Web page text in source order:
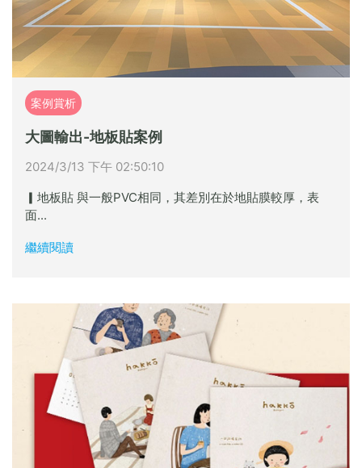
案例賞析
大圖輸出-地板貼案例
2024/3/13 下午 02:50:10
▎地板貼 與一般PVC相同，其差別在於地貼膜較厚，表
面...
繼續閱讀